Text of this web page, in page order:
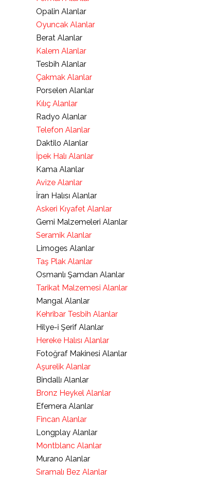
Opalin Alanlar
Oyuncak Alanlar
Berat Alanlar
Kalem Alanlar
Tesbih Alanlar
Çakmak Alanlar
Porselen Alanlar
Kılıç Alanlar
Radyo Alanlar
Telefon Alanlar
Daktilo Alanlar
İpek Halı Alanlar
Kama Alanlar
Avize Alanlar
İran Halısı Alanlar
Askeri Kıyafet Alanlar
Gemi Malzemeleri Alanlar
Seramik Alanlar
Limoges Alanlar
Taş Plak Alanlar
Osmanlı Şamdan Alanlar
Tarikat Malzemesi Alanlar
Mangal Alanlar
Kehribar Tesbih Alanlar
Hilye-i Şerif Alanlar
Hereke Halısı Alanlar
Fotoğraf Makinesi Alanlar
Aşurelik Alanlar
Bindallı Alanlar
Bronz Heykel Alanlar
Efemera Alanlar
Fincan Alanlar
Longplay Alanlar
Montblanc Alanlar
Murano Alanlar
Sıramalı Bez Alanlar